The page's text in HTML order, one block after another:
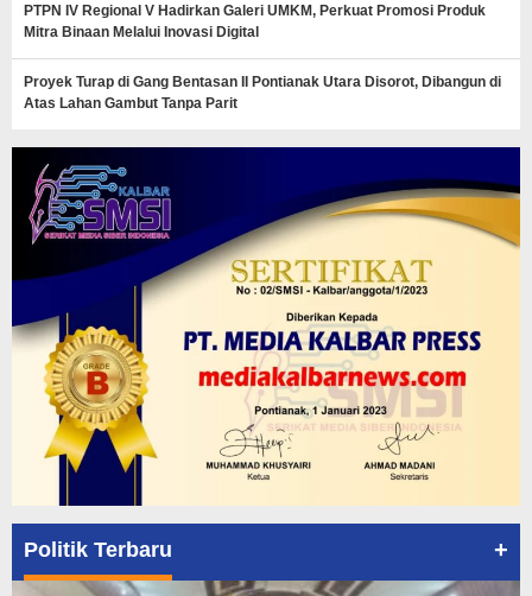
PTPN IV Regional V Hadirkan Galeri UMKM, Perkuat Promosi Produk
Mitra Binaan Melalui Inovasi Digital
Proyek Turap di Gang Bentasan II Pontianak Utara Disorot, Dibangun di
Atas Lahan Gambut Tanpa Parit
Politik Terbaru +